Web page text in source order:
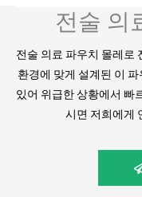
전술 의
전술 의료 파우치 몰레로
환경에 맞게 설계된 이
있어 위급한 상황에서 빠
시면 저희에게